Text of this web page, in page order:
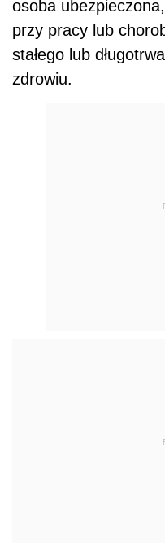
osoba
przy pracy lub
stałego lub
zdrowiu.